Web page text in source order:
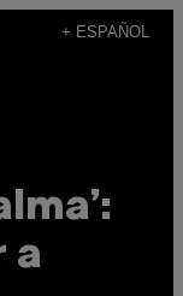
+ ESPAÑOL
a